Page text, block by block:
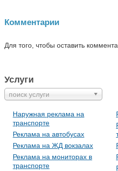
Комментарии
Для того, чтобы оставить
Услуги
поиск услуги
Наружная реклама на
транспорте
Реклама на автобусах
Реклама на ЖД вокзалах
Реклама на мониторах в
транспорте